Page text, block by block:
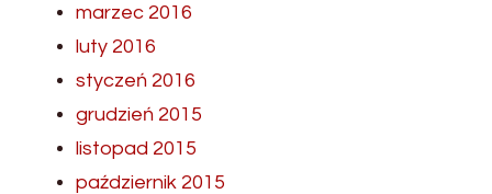
marzec 2016
luty 2016
styczeń 2016
grudzień 2015
listopad 2015
październik 2015